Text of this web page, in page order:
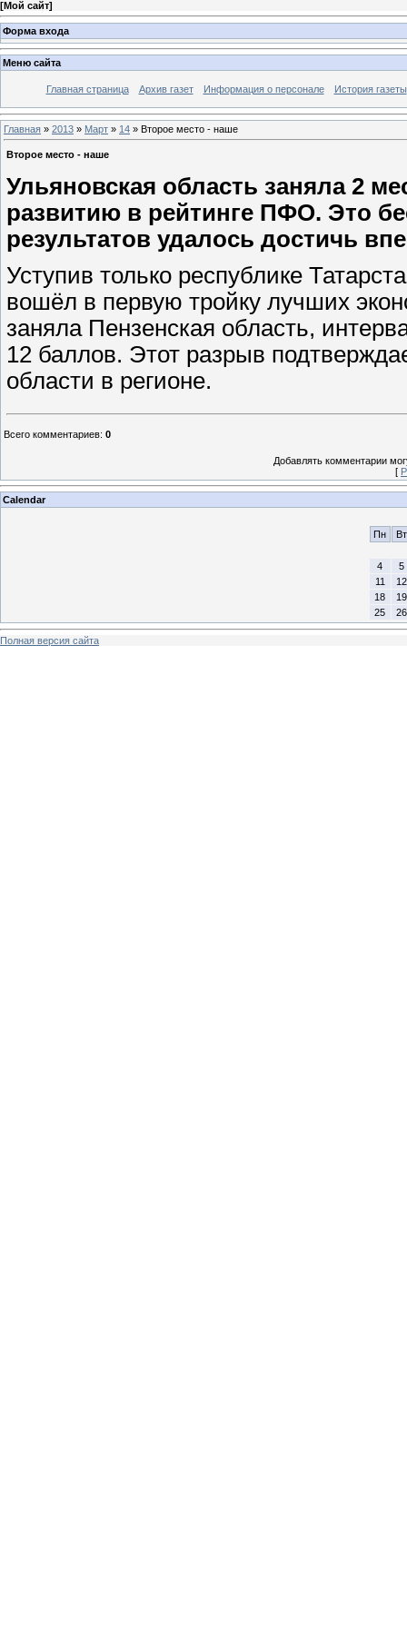
[Мой сайт]
Форма входа
Меню сайта
Главная страница Архив газет Информация о персонале История газеты
Главная » 2013 » Март » 14 » Второе место - наше
Второе место - наше
Ульяновская область заняла 2
развитию в рейтинге ПФО. Это
результатов удалось достичь
Уступив только республике
вошёл в первую тройку лучших
заняла Пензенская область,
12 баллов. Этот разрыв
области в регионе.
Всего комментариев: 0
Добавлять комментарии
[
Calendar
Пн Вт
4
5
11
12
18
19
25
26
Полная версия сайта